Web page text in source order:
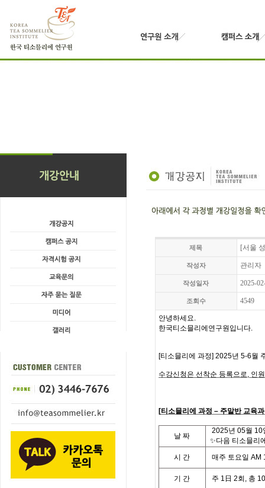
제목 [서울
작성자 관리자
작성일자 2025-
조회수 4549
안녕하세요.
한국티소믈리에연구원입니다.
[티소믈리에 과정] 2025년 5-6월
수강신청은 선착순 등록으로, 인
[티 소믈리에 과정 – 주말반교육
날 짜
2025년 05월 10
✨다음 티소믈리
시
간 매주 토요일 AM
기 간 주 1 日 2회 , 총 10